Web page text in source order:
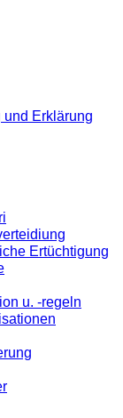
Erklärung
Ertüchtigung
u. -regeln